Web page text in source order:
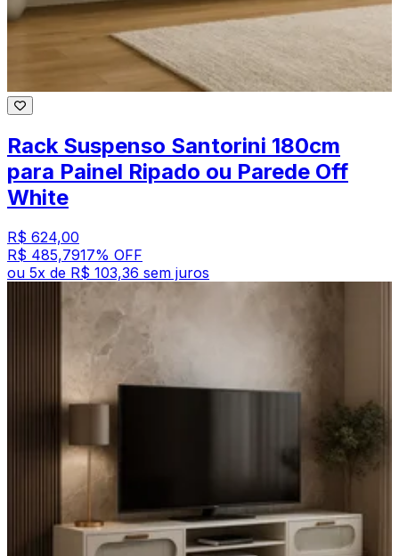
Rack Suspenso Santorini 180cm
para Painel Ripado ou Parede Off
White
R$ 624,00
R$ 485,7917% OFF
ou 5x de R$ 103,36 sem juros